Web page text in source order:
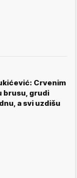
Crvenim
brusu, grudi
a svi uzdišu